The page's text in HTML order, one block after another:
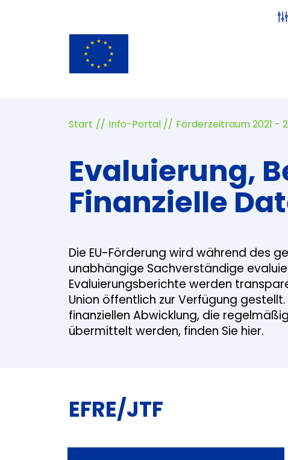
Start Info-Portal Förderzeitraum 2021 -
Evaluierung,
Finanzielle
Die EU-Förderung wird während des
unabhängige Sachverständige
Evaluierungsberichte werden
Union öffentlich zur Verfügung
finanziellen Abwicklung, die
übermittelt werden, finden Sie hier.
EFRE/JTF